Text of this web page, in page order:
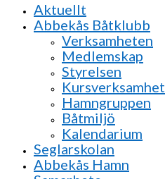
Aktuellt
Abbekås Båtklubb
Verksamheten
Medlemskap
Styrelsen
Kursverksamhet
Hamngruppen
Båtmiljö
Kalendarium
Seglarskolan
Abbekås Hamn